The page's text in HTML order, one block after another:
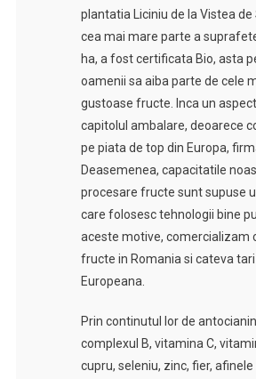
plantatia Liciniu de la Vistea de
cea mai mare parte a
ha, a fost certificata Bio, asta
oamenii sa aiba parte de cele
gustoase fructe. Inca un
capitolul ambalare, deoarece
pe piata de top din Europa,
Deasemenea, capacitatile
procesare fructe sunt supuse
care folosesc tehnologii bine
aceste motive, comercializam
fructe in Romania si cateva
Europeana.
Prin continutul lor de
complexul B, vitamina C,
cupru, seleniu, zinc, fier,